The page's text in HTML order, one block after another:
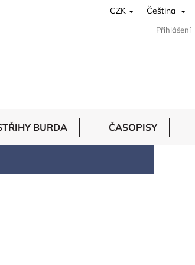
CZK Čeština
Přihlášení
BURDA ČASOPISY